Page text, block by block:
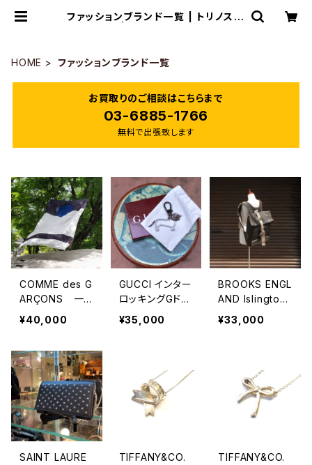
ファッションブランド一覧 | トリノス-t
HOME
ファッションブランド一覧
お買取りのご相談はこちらまで
03-6885-1766
無料で出張致します
COMME des G
ARÇONS 一
枚布
¥40,000
GUCCI インター
ロッキングGドッ
グ キーホルダ
¥35,000
BROOKS ENGL
AND Islington
Rucksack
¥33,000
SAINT LAURE
TIFFANY&CO.
TIFFANY&CO.